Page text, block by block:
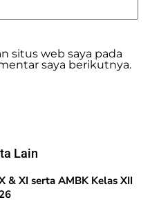
situs web saya pada
saya berikutnya.
Lain
& XI serta AMBK Kelas XII